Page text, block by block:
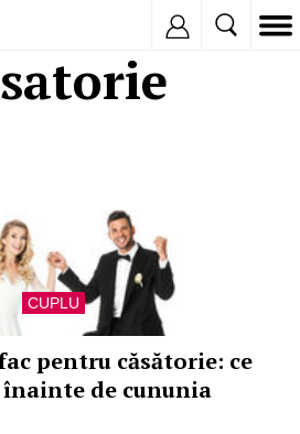
CUPLU
pentru căsătorie: ce
de cununia